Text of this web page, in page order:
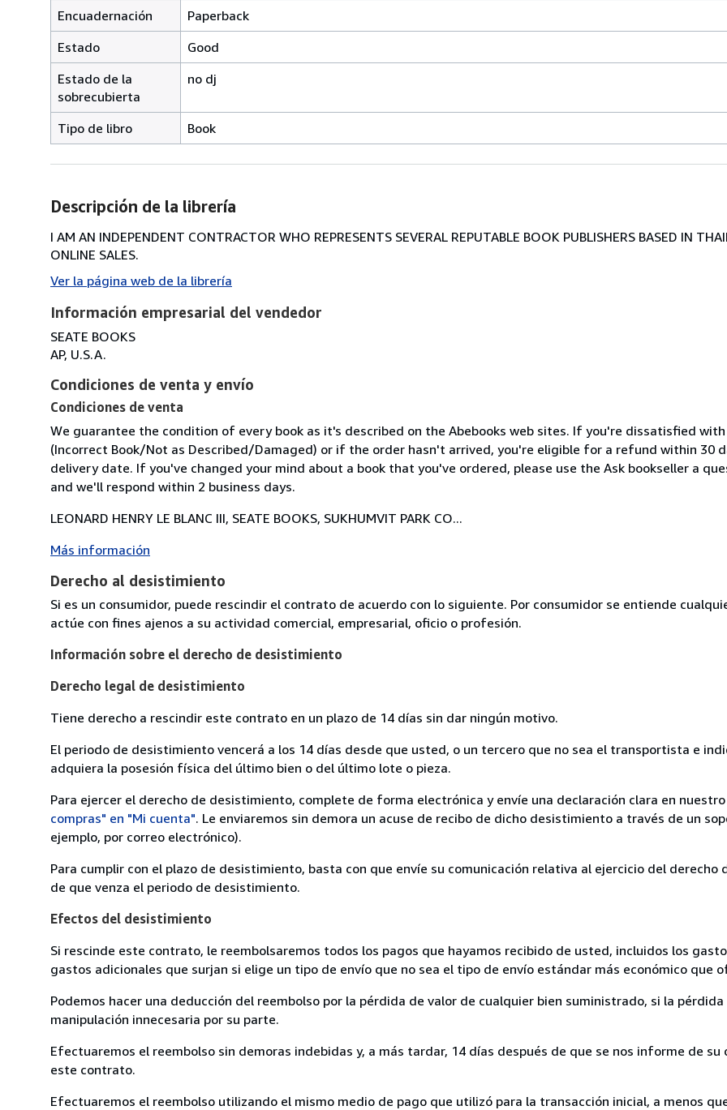
Encuadernación
Paperback
Estado
Good
Estado de la
sobrecubierta
no dj
Tipo de libro Book
Descripción de la librería
I AM AN INDEPENDENT CONTRACTOR WHO REPRESENTS SEVERAL REPUTABLE BOOK PUBLISHERS BASED IN
ONLINE SALES.
Ver la página web de la librería
Información empresarial del vendedor
SEATE BOOKS
AP, U.S.A.
Condiciones de venta y envío
Condiciones de venta
We guarantee the condition of every book as it's described on the Abebooks web sites. If you're dissatisfied with
(Incorrect Book/Not as Described/Damaged) or if the order hasn't arrived, you're eligible for a refund within 30
delivery date. If you've changed your mind about a book that you've ordered, please use the Ask bookseller a
and we'll respond within 2 business days.
LEONARD HENRY LE BLANC III, SEATE BOOKS, SUKHUMVIT PARK CO...
Más información
Derecho al desistimiento
Si es un consumidor, puede rescindir el contrato de acuerdo con lo siguiente. Por consumidor se entiende
actúe con fines ajenos a su actividad comercial, empresarial, oficio o profesión.
Información sobre el derecho de desistimiento
Derecho legal de desistimiento
Tiene derecho a rescindir este contrato en un plazo de 14 días sin dar ningún motivo.
El periodo de desistimiento vencerá a los 14 días desde que usted, o un tercero que no sea el transportista e
adquiera la posesión física del último bien o del último lote o pieza.
Para ejercer el derecho de desistimiento, complete de forma electrónica y envíe una declaración clara en
compras" en "Mi cuenta". Le enviaremos sin demora un acuse de recibo de dicho desistimiento a través de un
ejemplo, por correo electrónico).
Para cumplir con el plazo de desistimiento, basta con que envíe su comunicación relativa al ejercicio del
de que venza el periodo de desistimiento.
Efectos del desistimiento
Si rescinde este contrato, le reembolsaremos todos los pagos que hayamos recibido de usted, incluidos los
gastos adicionales que surjan si elige un tipo de envío que no sea el tipo de envío estándar más económico que
Podemos hacer una deducción del reembolso por la pérdida de valor de cualquier bien suministrado, si la
manipulación innecesaria por su parte.
Efectuaremos el reembolso sin demoras indebidas y, a más tardar, 14 días después de que se nos informe de
este contrato.
Efectuaremos el reembolso utilizando el mismo medio de pago que utilizó para la transacción inicial, a menos